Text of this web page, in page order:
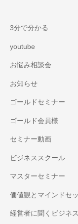
3分で分かる
youtube
お悩み相談会
お知らせ
ゴールドセミナー
ゴールド会員様
セミナー動画
ビジネススクール
マスターセミナー
価値観とマインドセ
経営者に聞くビジネ